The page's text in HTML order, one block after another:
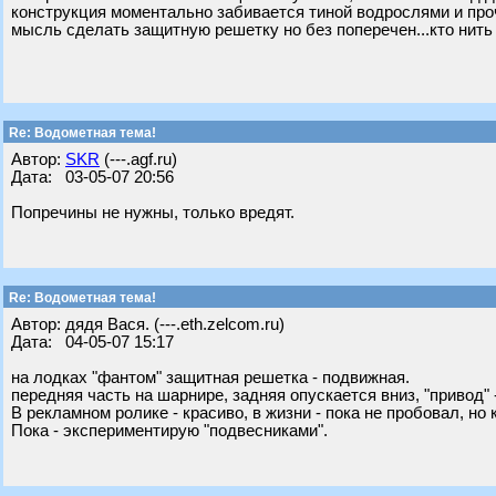
конструкция моментально забивается тиной водрослями и
мысль сделать защитную решетку но без поперечен...кто
Re: Водометная тема!
Автор: SKR (---.agf.ru)
Дата: 03-05-07 20:56
Попречины не нужны, только вредят.
Re: Водометная тема!
Автор: дядя Вася. (---.eth.zelcom.ru)
Дата: 04-05-07 15:17
на лодках "фантом" защитная решетка - подвижная.
передняя часть на шарнире, задняя опускается вниз,
В рекламном ролике - красиво, в жизни - пока не пробовал, но
Пока - экспериментирую "подвесниками".